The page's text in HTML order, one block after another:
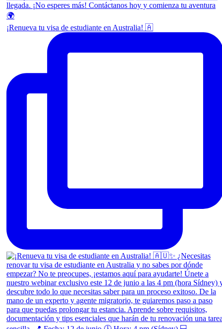
¡Renueva tu visa de estudiante en Australia! 🇦